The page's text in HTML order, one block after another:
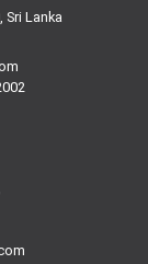
Lanka